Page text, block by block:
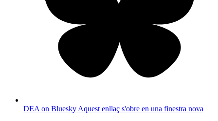
DEA on Bluesky Aquest enllaç s'obre en una finestra nova